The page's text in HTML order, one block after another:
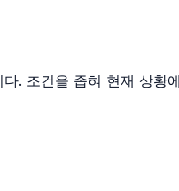
. 조건을 좁혀 현재 상황